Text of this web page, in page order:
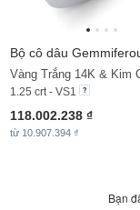
Bộ cô dâu
1.25 crt - VS1
118.002.238 ₫
từ 10.907.394 ₫
Bạn